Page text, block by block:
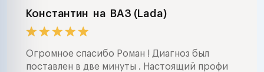
Константин на ВАЗ (Lada)
Огромное спасибо Роман ! Диагноз был
поставлен в две минуты . Настоящий профи